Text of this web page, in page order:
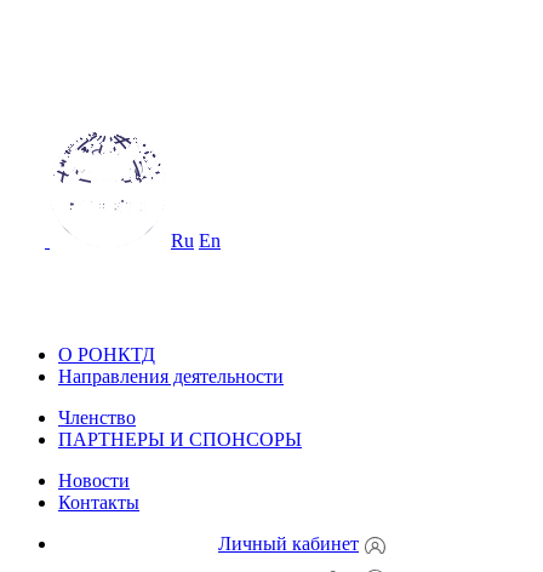
Ru En
О РОНКТД
Направления деятельности
Членство
ПАРТНЕРЫ И СПОНСОРЫ
Новости
Контакты
Личный кабинет